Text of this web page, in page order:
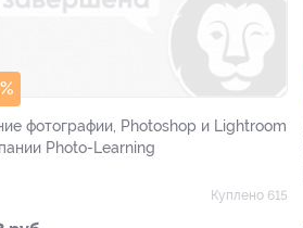
фотографии, Photoshop и Lightroom
Photo-Learning
Куплено 615